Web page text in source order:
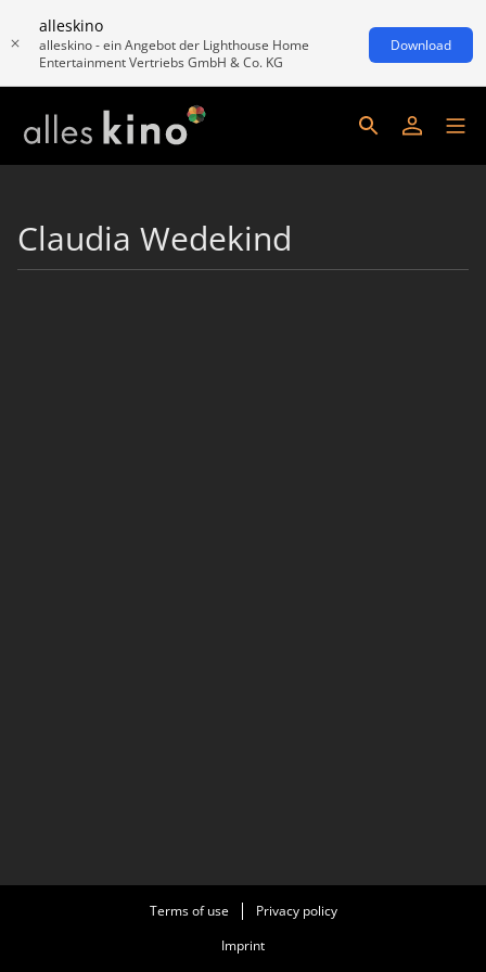
alleskino
alleskino - ein Angebot der Lighthouse Home
Entertainment Vertriebs GmbH & Co. KG
Download
Claudia Wedekind
Terms of use
Privacy policy
Imprint